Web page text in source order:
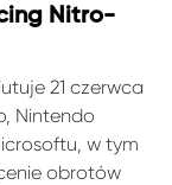
Nitro-
21 czerwca
Nintendo
w tym
obrotów